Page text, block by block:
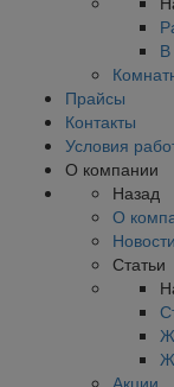
В
Прайсы
Контакты
Условия
О компании
Назад
О
Новости
Статьи
Акции